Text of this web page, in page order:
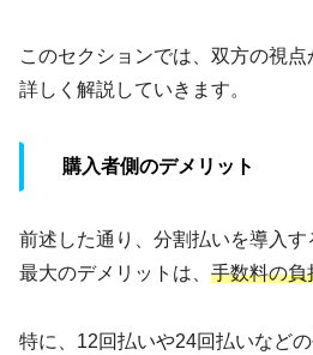
このセクションでは、双方の視
詳しく解説していきます。
購入者側のデメリット
前述した通り、分割払いを導入
最大のデメリットは、 手数料の負
特に、12回払いや24回払いなど